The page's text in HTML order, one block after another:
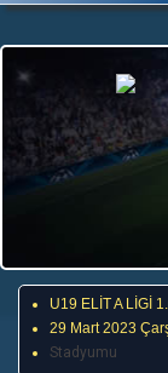
U19 ELİT A LİGİ
29 Mart 2023
Stadyumu